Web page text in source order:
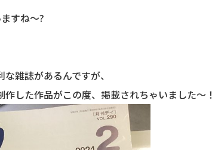
すね～?
雑誌があるんですが、
した作品がこの度、掲載されちゃいました～！